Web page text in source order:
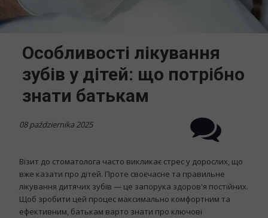
Особливості лікування
зубів у дітей: що потрібно
знати батькам
08 października 2025
Візит до стоматолога часто викликає стрес у дорослих, що
вже казати про дітей. Проте своєчасне та правильне
лікування дитячих зубів — це запорука здоров'я постійних.
Щоб зробити цей процес максимально комфортним та
ефективним, батькам варто знати про ключові